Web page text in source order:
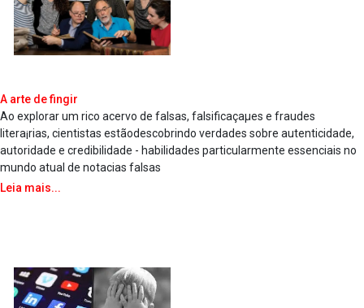
A arte de fingir
Ao explorar um rico acervo de falsas, falsificaçaµes e fraudes
litera¡rias, cientistas estãodescobrindo verdades sobre autenticidade,
autoridade e credibilidade - habilidades particularmente essenciais no
mundo atual de nota­cias falsas
Leia mais...